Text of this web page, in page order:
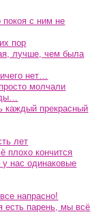
покоя с ним не
пор
лучше, чем была
нет…
молчали
каждый прекрасный
лет
плохо кончится
нас одинаковые
напрасно!
есть парень, мы всё